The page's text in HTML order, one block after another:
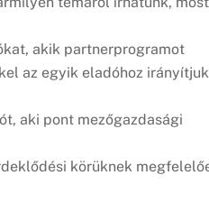
akik partnerprogramot
az egyik eladóhoz irányítjuk
aki pont mezőgazdasági
körüknek